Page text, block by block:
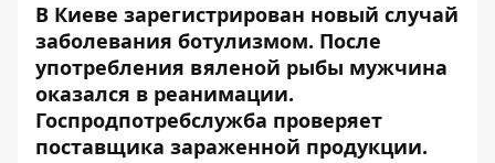
В Киеве зарегистрирован новый случай
заболевания ботулизмом. После
употребления вяленой рыбы мужчина
оказался в реанимации.
Госпродпотребслужба проверяет
поставщика зараженной продукции.